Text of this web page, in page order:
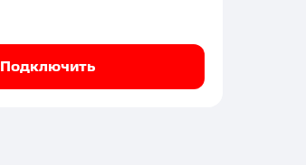
Подключить